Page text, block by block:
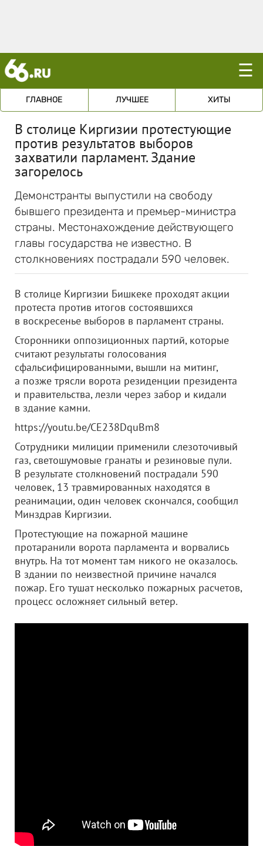
☰
ГЛАВНОЕ ЛУЧШЕЕ ХИТЫ
В столице Киргизии протестующие
против результатов выборов
захватили парламент. Здание
загорелось
Демонстранты выпустили на свободу
бывшего президента и премьер-министра
страны. Местонахождение действующего
главы государства не известно. В
столкновениях пострадали 590 человек.
В столице Киргизии Бишкеке проходят акции
протеста против итогов состоявшихся
в воскресенье выборов в парламент страны.
Сторонники оппозиционных партий, которые
считают результаты голосования
сфальсифицированными, вышли на митинг,
а позже трясли ворота резиденции президента
и правительства, лезли через забор и кидали
в здание камни.
https://youtu.be/CE238DquBm8
Сотрудники милиции применили слезоточивый
газ, светошумовые гранаты и резиновые пули.
В результате столкновений пострадали 590
человек, 13 травмированных находятся в
реанимации, один человек скончался, сообщил
Минздрав Киргизии.
Протестующие на пожарной машине
протаранили ворота парламента и ворвались
внутрь. На тот момент там никого не оказалось.
В здании по неизвестной причине начался
пожар. Его тушат несколько пожарных расчетов,
процесс осложняет сильный ветер.